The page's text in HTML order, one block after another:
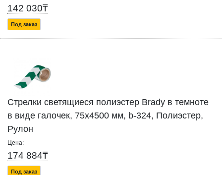
142 030₸
Под заказ
Стрелки светящиеся полиэстер Brady в темноте
в виде галочек, 75x4500 мм, b-324, Полиэстер,
Рулон
Цена:
174 884₸
Под заказ